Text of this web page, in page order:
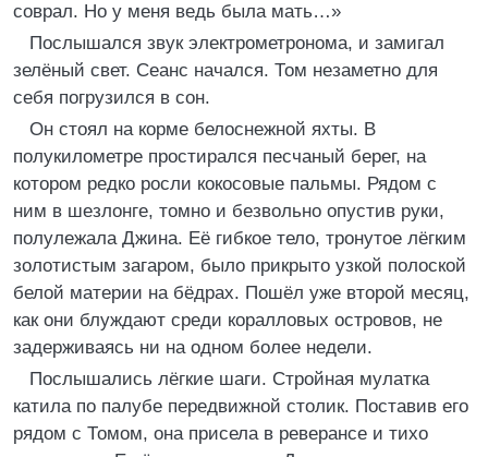
соврал. Но у меня ведь была мать…»
Послышался звук электрометронома, и замигал
зелёный свет. Сеанс начался. Том незаметно для
себя погрузился в сон.
Он стоял на корме белоснежной яхты. В
полукилометре простирался песчаный берег, на
котором редко росли кокосовые пальмы. Рядом с
ним в шезлонге, томно и безвольно опустив руки,
полулежала Джина. Её гибкое тело, тронутое лёгким
золотистым загаром, было прикрыто узкой полоской
белой материи на бёдрах. Пошёл уже второй месяц,
как они блуждают среди коралловых островов, не
задерживаясь ни на одном более недели.
Послышались лёгкие шаги. Стройная мулатка
катила по палубе передвижной столик. Поставив его
рядом с Томом, она присела в реверансе и тихо